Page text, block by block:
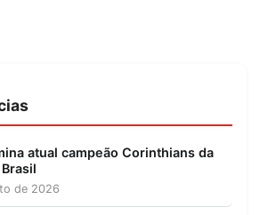
atual campeão Corinthians da
de 2026